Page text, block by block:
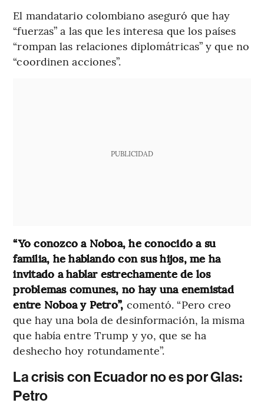
El mandatario colombiano aseguró que hay
“fuerzas” a las que les interesa que los países
“rompan las relaciones diplomátricas” y que no
“coordinen acciones”.
PUBLICIDAD
“Yo conozco a Noboa, he conocido a su
familia, he hablando con sus hijos, me ha
invitado a hablar estrechamente de los
problemas comunes, no hay una enemistad
entre Noboa y Petro”, comentó. “Pero creo
que hay una bola de desinformación, la misma
que había entre Trump y yo, que se ha
deshecho hoy rotundamente”.
La crisis con Ecuador no es por Glas:
Petro